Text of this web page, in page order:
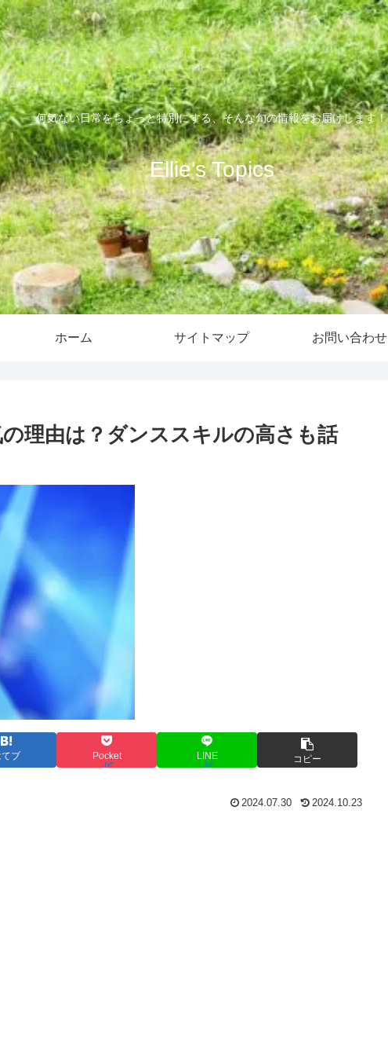
何気ない日常をちょっと特別にする、そんな旬の情報をお届けします！
Ellie's Topics
ホーム サイトマップ お問い合わせ
理由は？ダンススキルの高さも話
ブ Pocket LINE コピー
2024.07.30 2024.10.23